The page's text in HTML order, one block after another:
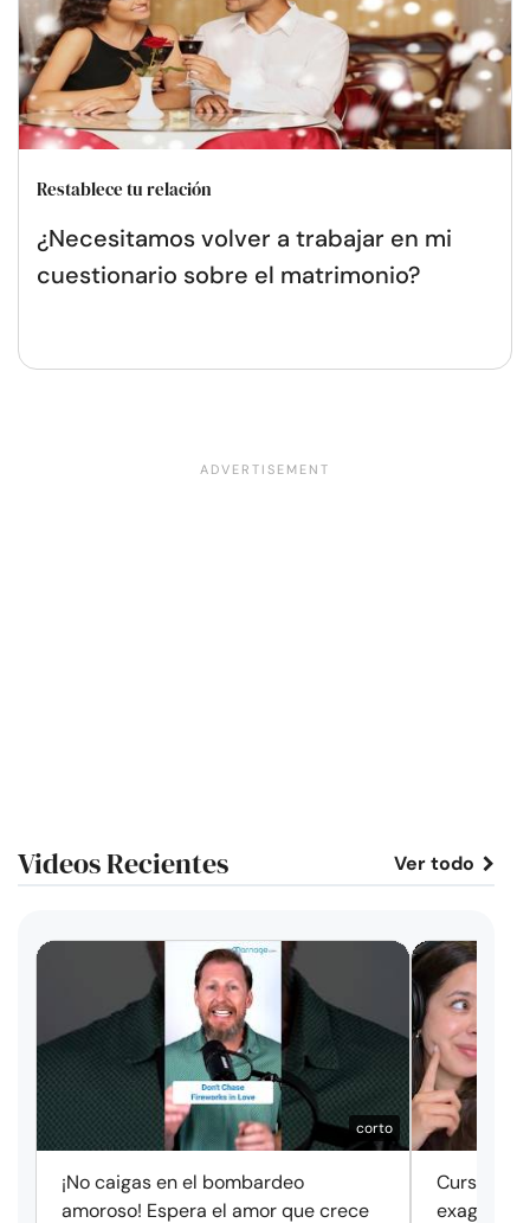
Restablece tu relación
¿Necesitamos volver a trabajar en mi
cuestionario sobre el matrimonio?
Videos Recientes Ver todo
corto
¡No caigas en el bombardeo
amoroso! Espera el amor que crece
Cursos